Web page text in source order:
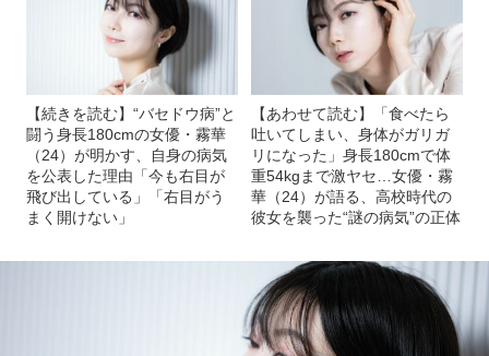
【続きを読む】“バセドウ病”と
闘う身長180cmの女優・霧華
（24）が明かす、自身の病気
を公表した理由「今も右目が
飛び出している」「右目がう
まく開けない」
【あわせて読む】「食べたら
吐いてしまい、身体がガリガ
リになった」身長180cmで体
重54kgまで激ヤセ…女優・霧
華（24）が語る、高校時代の
彼女を襲った“謎の病気”の正体